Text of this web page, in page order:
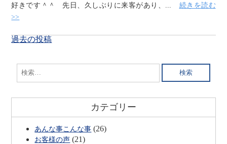
好きです＾＾ 先日、久しぶりに来客があり、... 続きを読む
>>
投
ナ
ビ
ー
シ
過去の投稿
検
索:
カテゴリー
あんな事こんな事 (26)
お客様の声 (21)